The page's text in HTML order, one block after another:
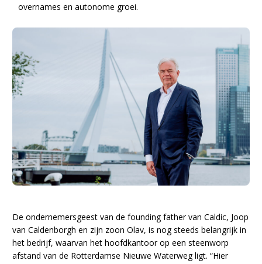
overnames en autonome groei.
De ondernemersgeest van de founding father van Caldic, Joop
van Caldenborgh en zijn zoon Olav, is nog steeds belangrijk in
het bedrijf, waarvan het hoofdkantoor op een steenworp
afstand van de Rotterdamse Nieuwe Waterweg ligt. “Hier